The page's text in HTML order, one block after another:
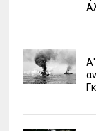
Α'